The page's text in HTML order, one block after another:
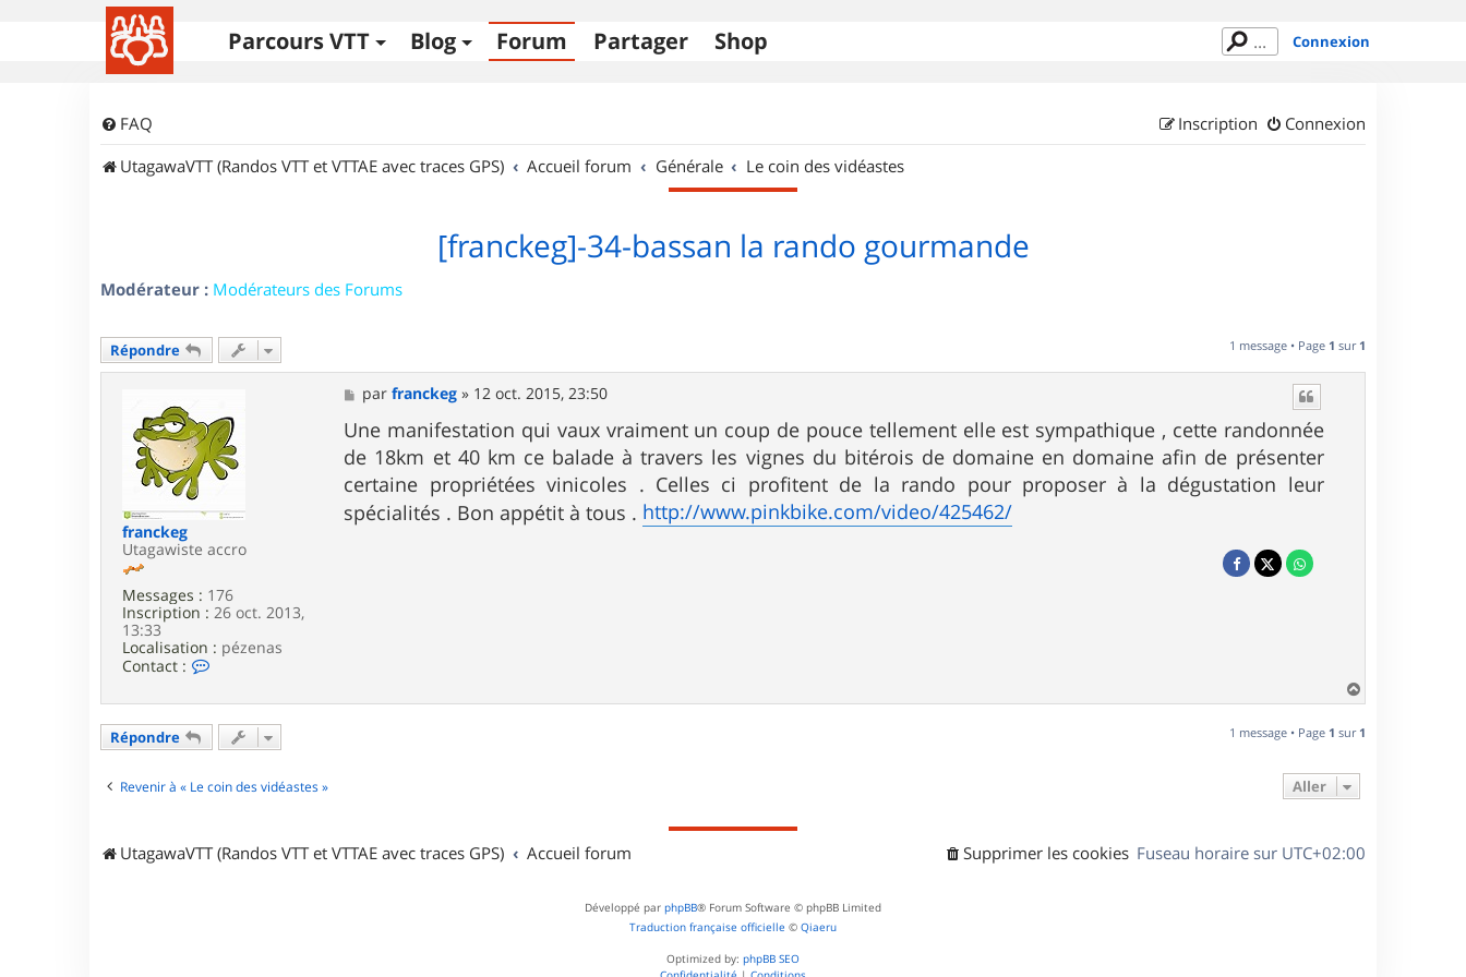
Parcours VTT Blog Forum Partager Shop Connexion
FAQ Connexion
Inscription
UtagawaVTT (Randos VTT et VTTAE avec traces GPS)
Accueil forum Générale Le coin des vidéastes
[franckeg]-34-bassan la rando gourmande
Modérateur : Modérateurs des Forums
Répondre 1 message • Page 1 sur 1
franckeg
Utagawiste accro
Messages : 176
Inscription : 26 oct. 2013,
13:33
Localisation : pézenas
Contact :
c
e
a
M
e
s
s
a
g
e
parfranckeg » 12 oct. 2015, 23:50
Une manifestation qui vaux vraiment un coup de pouce tellement elle est sympathique , cette randonnée
de 18km et 40 km ce balade à travers les vignes du bitérois de domaine en domaine afin de présenter
certaine propriétées vinicoles . Celles ci profitent de la rando pour proposer à la dégustation leur
spécialités . Bon appétit à tous . http://www.pinkbike.com/video/425462/
a
t
Répondre 1 message • Page 1 sur 1
Revenir à « Le coin des vidéastes » Aller
UtagawaVTT (Randos VTT et VTTAE avec traces GPS) Accueil forum Fuseau horaire sur UTC+02:00
Supprimer les cookies
Développé par phpBB® Forum Software © phpBB Limited
Traduction française officielle © Qiaeru
Optimized by: phpBB SEO